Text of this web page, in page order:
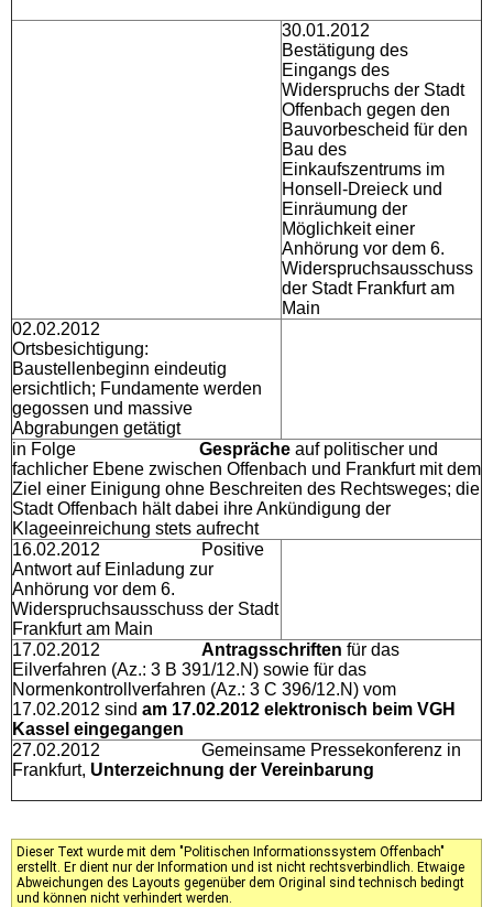
30.01.2012
Bestätigung des
Eingangs des
Widerspruchs der Stadt
Offenbach gegen den
Bauvorbescheid für den
Bau des
Einkaufszentrums im
Honsell-Dreieck und
Einräumung der
Möglichkeit einer
Anhörung vor dem 6.
Widerspruchsausschuss
der Stadt Frankfurt am
Main
02.02.2012
Ortsbesichtigung:
Baustellenbeginn eindeutig
ersichtlich; Fundamente werden
gegossen und massive
Abgrabungen getätigt
in Folge Gespräche auf politischer und
fachlicher Ebene zwischen Offenbach und Frankfurt mit dem
Ziel einer Einigung ohne Beschreiten des Rechtsweges; die
Stadt Offenbach hält dabei ihre Ankündigung der
Klageeinreichung stets aufrecht
16.02.2012 Positive
Antwort auf Einladung zur
Anhörung vor dem 6.
Widerspruchsausschuss der Stadt
Frankfurt am Main
17.02.2012 Antragsschriften für das
Eilverfahren (Az.: 3 B 391/12.N) sowie für das
Normenkontrollverfahren (Az.: 3 C 396/12.N) vom
17.02.2012 sind am 17.02.2012 elektronisch beim VGH
Kassel eingegangen
27.02.2012 Gemeinsame Pressekonferenz in
Frankfurt, Unterzeichnung der Vereinbarung
Dieser Text wurde mit dem "Politischen Informationssystem Offenbach"
erstellt. Er dient nur der Information und ist nicht rechtsverbindlich. Etwaige
Abweichungen des Layouts gegenüber dem Original sind technisch bedingt
und können nicht verhindert werden.